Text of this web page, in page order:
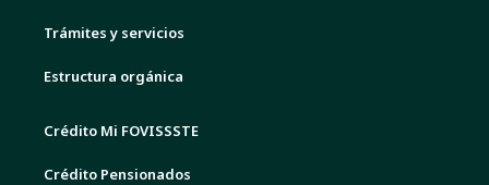
Trámites y servicios
Estructura orgánica
Crédito Mi FOVISSSTE
Crédito Pensionados